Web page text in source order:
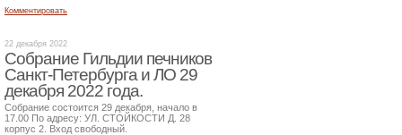
Комментировать
22 декабря 2022
Собрание Гильдии печников
Санкт-Петербурга и ЛО 29
декабря 2022 года.
Собрание состоится 29 декабря, начало в
17.00 По адресу: УЛ. СТОЙКОСТИ Д. 28
корпус 2. Вход свободный.